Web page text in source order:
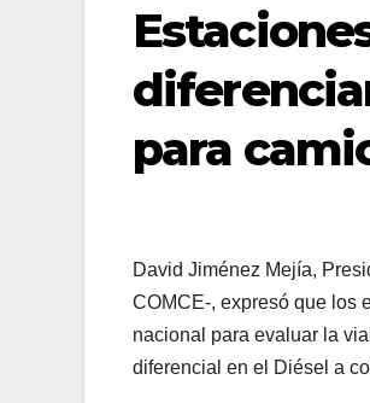
para
David Jiménez Mejía,
COMCE-, expresó que los
nacional para evaluar la
diferencial en el Diésel a